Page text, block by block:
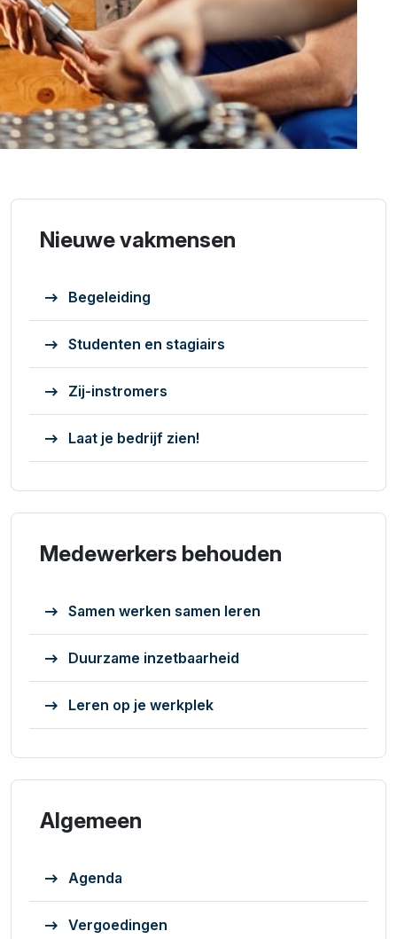
Nieuwe vakmensen
Begeleiding
Studenten en stagiairs
Zij-instromers
Laat je bedrijf zien!
Medewerkers behouden
Samen werken samen leren
Duurzame inzetbaarheid
Leren op je werkplek
Algemeen
Agenda
Vergoedingen